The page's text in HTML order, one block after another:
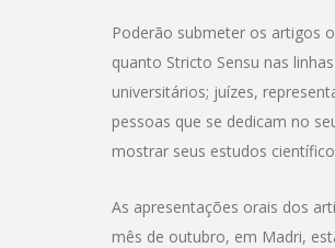
Poderão submeter os artigos
quanto Stricto Sensu nas
universitários; juízes,
pessoas que se dedicam no
mostrar seus estudos
As apresentações orais dos
mês de outubro, em Madri,